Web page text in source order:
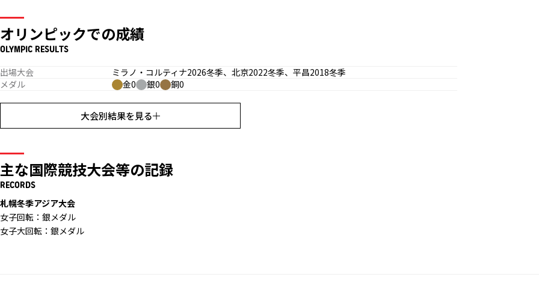
オリンピックでの成績
OLYMPIC RESULTS
出場大会
ミラノ・コルティナ2026冬季、北京2022冬季、平昌2018冬季
メダル
金0 銀0 銅0
大会別結果を見る
主な国際競技大会等の記録
RECORDS
札幌冬季アジア大会
女子回転：銀メダル
女子大回転：銀メダル